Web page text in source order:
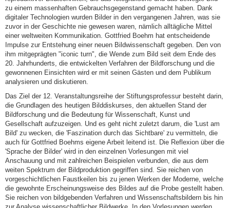
zu einem massenhaften Gebrauchsgegenstand gemacht haben. Dank
digitaler Technologien wurden Bilder in den vergangenen Jahren, was sie
zuvor in der Geschichte nie gewesen waren, nämlich alltägliche Mittel
einer weltweiten Kommunikation. Gottfried Boehm hat entscheidende
Impulse zur Entstehung einer neuen Bildwissenschaft gegeben. Den von
ihm mitgeprägten "iconic turn", die Wende zum Bild seit dem Ende des
20. Jahrhunderts, die entwickelten Verfahren der Bildforschung und die
gewonnenen Einsichten wird er mit seinen Gästen und dem Publikum
analysieren und diskutieren.
Das Ziel der 12. Veranstaltungsreihe der Stiftungsprofessur besteht darin,
die Grundlagen des heutigen Bilddiskurses, den aktuellen Stand der
Bildforschung und die Bedeutung für Wissenschaft, Kunst und
Gesellschaft aufzuzeigen. Und es geht nicht zuletzt darum, die 'Lust am
Bild' zu wecken, die 'Faszination durch das Sichtbare' zu vermitteln, die
auch für Gottfried Boehms eigene Arbeit leitend ist. Die Reflexion über die
'Sprache der Bilder' wird in den einzelnen Vorlesungen mit viel
Anschauung und mit zahlreichen Beispielen verbunden, die aus dem
weiten Spektrum der Bildproduktion gegriffen sind. Sie reichen von
vorgeschichtlichen Faustkeilen bis zu jenen Werken der Moderne, welche
die gewohnte Erscheinungsweise des Bildes auf die Probe gestellt haben.
Sie reichen von bildgebenden Verfahren und Wissenschaftsbildern bis hin